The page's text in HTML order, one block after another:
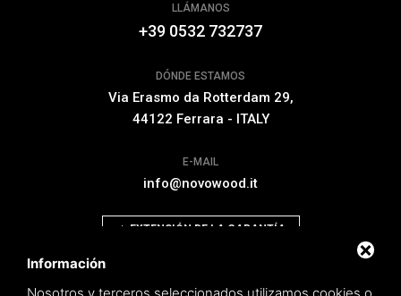
LLÁMANOS
+39 0532 732737
DÓNDE ESTAMOS
Via Erasmo da Rotterdam 29,
44122 Ferrara - ITALY
E-MAIL
info@novowood.it
EXTENSIÓN DE LA GARANTÍA
Información